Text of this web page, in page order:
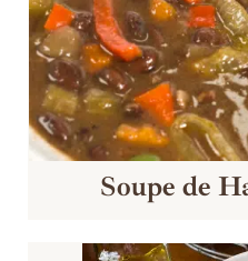
Soupe de